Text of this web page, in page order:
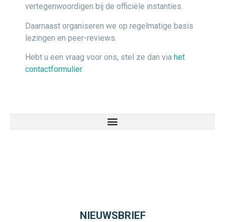
vertegenwoordigen bij de officiële instanties.
Daarnaast organiseren we op regelmatige basis
lezingen en peer-reviews.
Hebt u een vraag voor ons, stel ze dan via het
contactformulier.
NIEUWSBRIEF